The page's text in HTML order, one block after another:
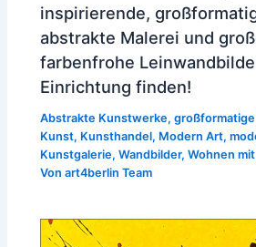
inspirierende,
abstrakte Malerei und
farbenfrohe
Einrichtung finden!
Abstrakte Kunstwerke,
Kunst, Kunsthandel, Modern Art,
Kunstgalerie,Wandbilder,Wohnen
Vonart4berlin Team